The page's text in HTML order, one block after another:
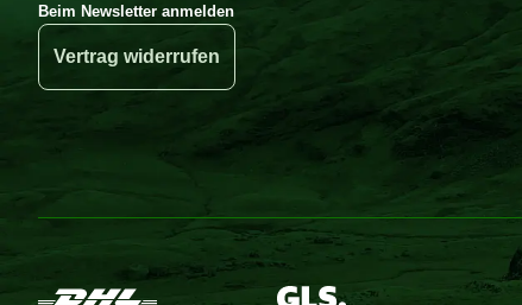
Beim Newsletter anmelden
Vertrag widerrufen